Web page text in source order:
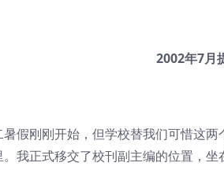
2002年7月
刚刚开始，但学校替我们可惜这两
我正式移交了校刊副主编的位置，